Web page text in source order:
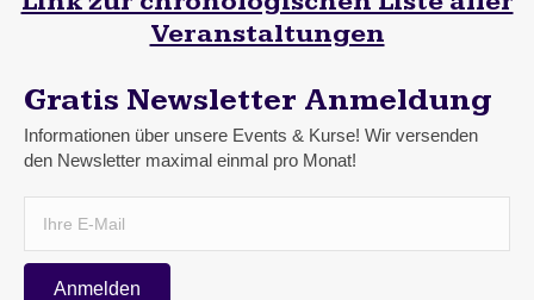
Veranstaltungen
Gratis Newsletter Anmeldung
Informationen über unsere Events & Kurse! Wir versenden
den Newsletter maximal einmal pro Monat!
Anmelden